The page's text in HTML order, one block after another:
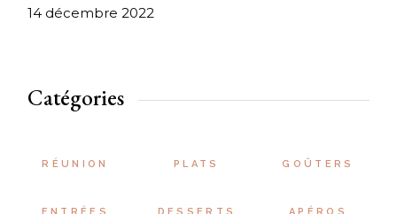
14 décembre 2022
Catégories
RÉUNION PLATS GOÛTERS